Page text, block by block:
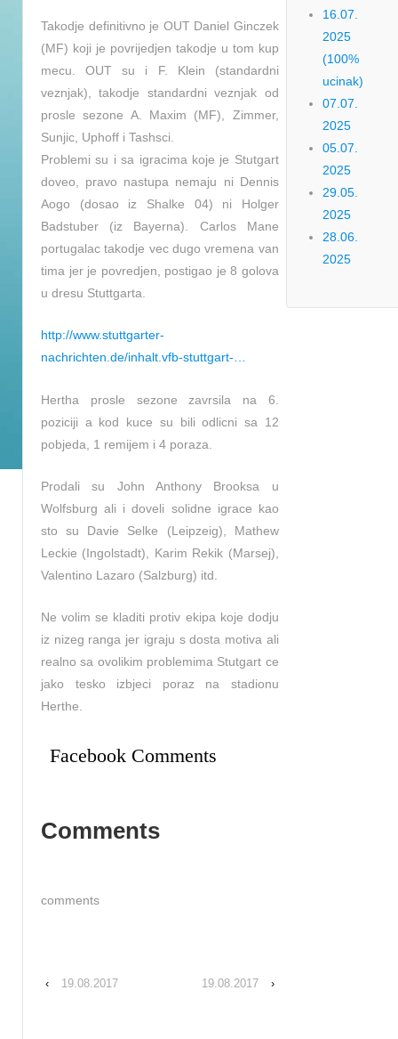
Takodje definitivno je OUT Daniel Ginczek
(MF) koji je povrijedjen takodje u tom kup
mecu. OUT su i F. Klein (standardni
veznjak), takodje standardni veznjak od
prosle sezone A. Maxim (MF), Zimmer,
Sunjic, Uphoff i Tashsci.
Problemi su i sa igracima koje je Stutgart
doveo, pravo nastupa nemaju ni Dennis
Aogo (dosao iz Shalke 04) ni Holger
Badstuber (iz Bayerna). Carlos Mane
portugalac takodje vec dugo vremena van
tima jer je povredjen, postigao je 8 golova
u dresu Stuttgarta.
http://www.stuttgarter-
nachrichten.de/inhalt.vfb-stuttgart-…
Hertha prosle sezone zavrsila na 6.
poziciji a kod kuce su bili odlicni sa 12
pobjeda, 1 remijem i 4 poraza.
Prodali su John Anthony Brooksa u
Wolfsburg ali i doveli solidne igrace kao
sto su Davie Selke (Leipzeig), Mathew
Leckie (Ingolstadt), Karim Rekik (Marsej),
Valentino Lazaro (Salzburg) itd.
Ne volim se kladiti protiv ekipa koje dodju
iz nizeg ranga jer igraju s dosta motiva ali
realno sa ovolikim problemima Stutgart ce
jako tesko izbjeci poraz na stadionu
Herthe.
Facebook Comments
Comments
comments
‹ 19.08.2017 19.08.2017 ›
16.07.
2025
(100%
ucinak)
07.07.
2025
05.07.
2025
29.05.
2025
28.06.
2025